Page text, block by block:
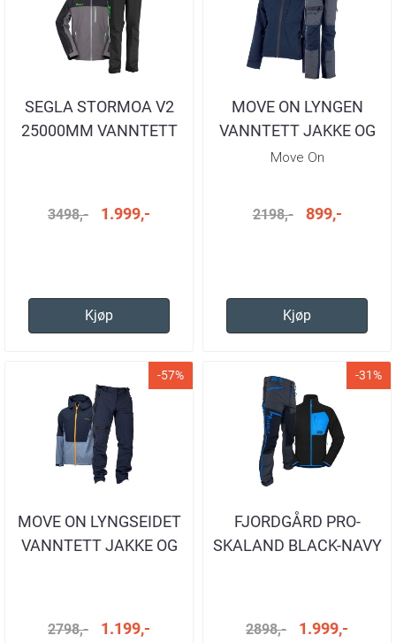
SEGLA STORMOA V2
25000MM VANNTETT
3498,- 1.999,-
Kjøp
MOVE ON LYNGEN
VANNTETT JAKKE OG
BUKSE MARINE
Move On
2198,- 899,-
Kjøp
-57%
MOVE ON LYNGSEIDET
VANNTETT JAKKE OG
2798,- 1.199,-
-31%
FJORDGÅRD PRO-
SKALAND BLACK-NAVY
2898,- 1.999,-